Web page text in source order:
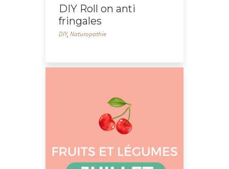
DIY Roll on anti
fringales
DIY,Naturopathie